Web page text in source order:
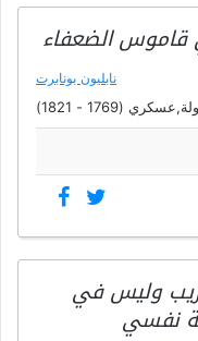
قاموس الضعفاء
نابليون بونابرت
(1769 - 1821)
وليس في
نفسي